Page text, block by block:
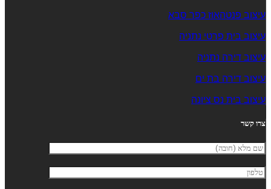
עיצוב פנטהאוז כפר סבא
עיצוב בית פרטי נתניה
עיצוב דירה נתניה
עיצוב דירה בת ים
עיצוב בית נס ציונה
צרו קשר